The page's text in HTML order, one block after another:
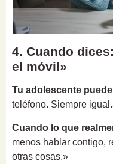
4. Cuando
el móvil»
Tu adolescente
teléfono. Siempre
Cuando lo que
menos hablar contigo,
otras cosas.»